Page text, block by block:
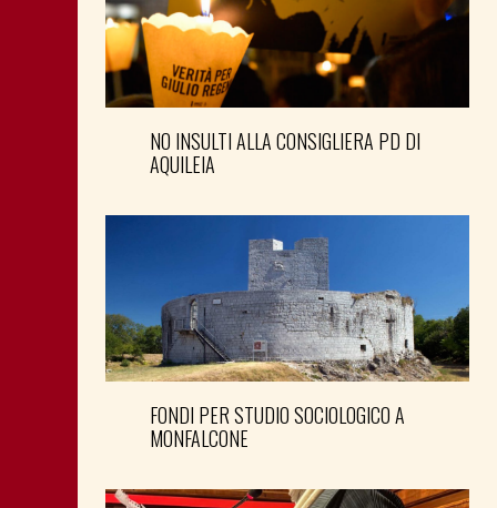
NO INSULTI ALLA CONSIGLIERA PD DI
AQUILEIA
FONDI PER STUDIO SOCIOLOGICO A
MONFALCONE